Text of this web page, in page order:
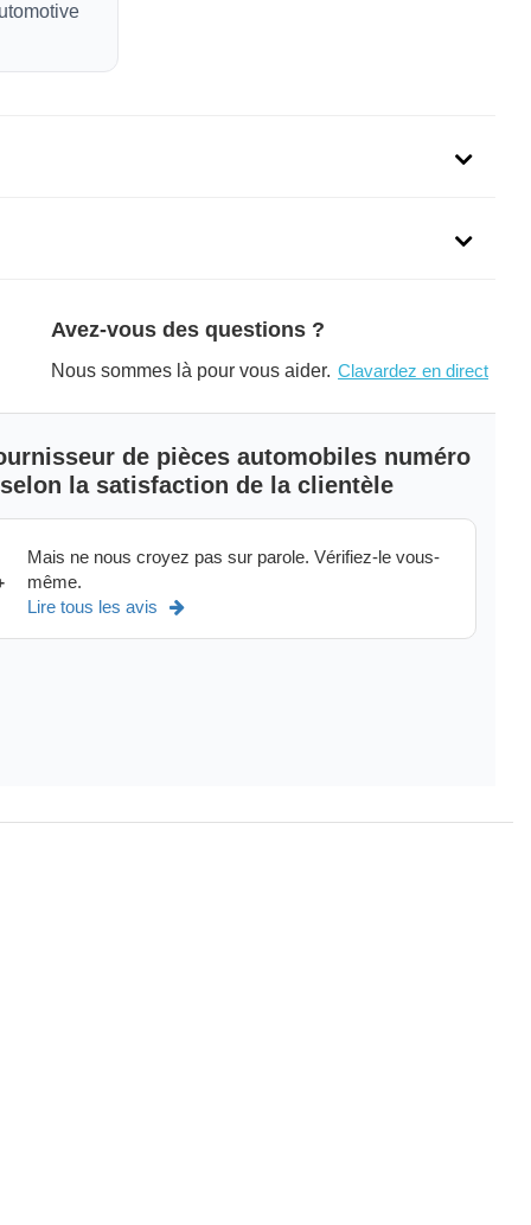
equipment dealer exclusive automotive replacement
's Warranty
miles of warranty on Manifold with Catalytic Converter.
Drive Batteries with three year limited warranty.
Avez-vous des questions ?
Nous sommes là pour vous aider. Clavardez en direct
de pièces automobiles numéro
la satisfaction de la clientèle
Mais ne nous croyez pas sur parole. Vérifiez-le vous-
même.
Lire tous les avis